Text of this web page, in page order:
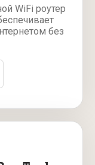
WiFi роутер
без